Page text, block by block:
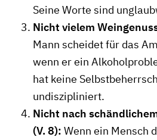
Seine Worte sind
Nicht vielem
Mann scheidet für das
wenn er ein
hat keine
undiszipliniert.
Nicht nach
(V. 8): Wenn ein Mensch